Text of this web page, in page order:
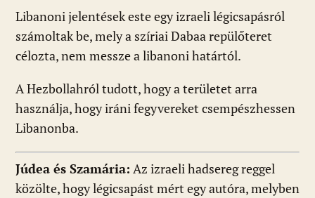
Libanoni jelentések este egy izraeli légicsapásról
számoltak be, mely a szíriai Dabaa repülőteret
célozta, nem messze a libanoni határtól.
A Hezbollahról tudott, hogy a területet arra
használja, hogy iráni fegyvereket csempészhessen
Libanonba.
Júdea és Szamária: Az izraeli hadsereg reggel
közölte, hogy légicsapást mért egy autóra, melyben